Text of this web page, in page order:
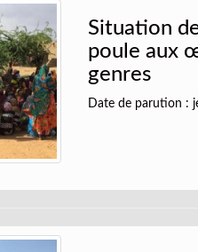
Situation
poule aux
genres
Date de parution :